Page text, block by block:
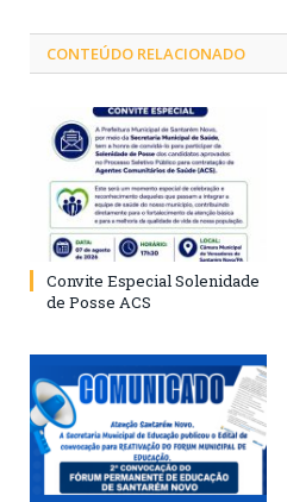
CONTEÚDO RELACIONADO
Convite Especial Solenidade
de Posse ACS